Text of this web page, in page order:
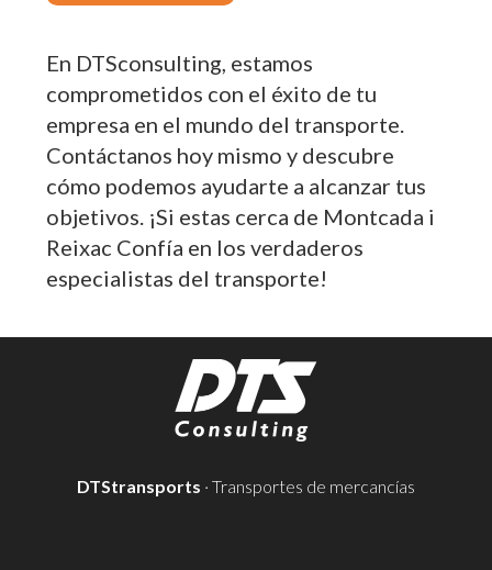
En DTSconsulting, estamos
comprometidos con el éxito de tu
empresa en el mundo del transporte.
Contáctanos hoy mismo y descubre
cómo podemos ayudarte a alcanzar tus
objetivos. ¡Si estas cerca de Montcada i
Reixac Confía en los verdaderos
especialistas del transporte!
DTStransports · Transportes de mercancías